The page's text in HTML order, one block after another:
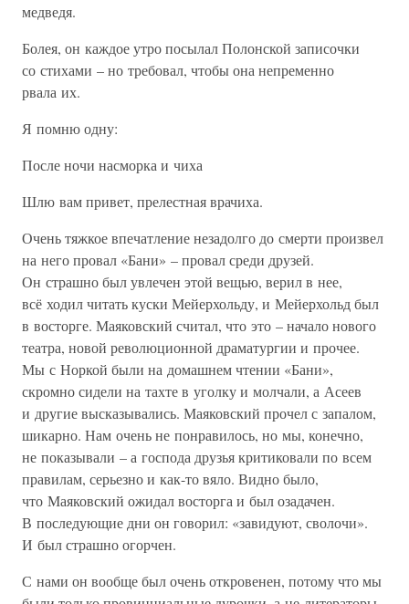
медведя.
Болея, он каждое утро посылал Полонской записочки
со стихами – но требовал, чтобы она непременно
рвала их.
Я помню одну:
После ночи насморка и чиха
Шлю вам привет, прелестная врачиха.
Очень тяжкое впечатление незадолго до смерти произвел
на него провал «Бани» – провал среди друзей.
Он страшно был увлечен этой вещью, верил в нее,
всё ходил читать куски Мейерхольду, и Мейерхольд был
в восторге. Маяковский считал, что это – начало нового
театра, новой революционной драматургии и прочее.
Мы с Норкой были на домашнем чтении «Бани»,
скромно сидели на тахте в уголку и молчали, а Асеев
и другие высказывались. Маяковский прочел с запалом,
шикарно. Нам очень не понравилось, но мы, конечно,
не показывали – а господа друзья критиковали по всем
правилам, серьезно и как-то вяло. Видно было,
что Маяковский ожидал восторга и был озадачен.
В последующие дни он говорил: «завидуют, сволочи».
И был страшно огорчен.
С нами он вообще был очень откровенен, потому что мы